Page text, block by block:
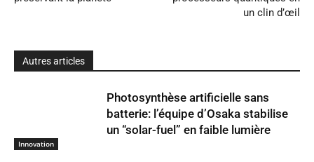
un clin d’œil
Autres articles
Innovation
Photosynthèse artificielle sans
batterie: l’équipe d’Osaka stabilise
un “solar-fuel” en faible lumière